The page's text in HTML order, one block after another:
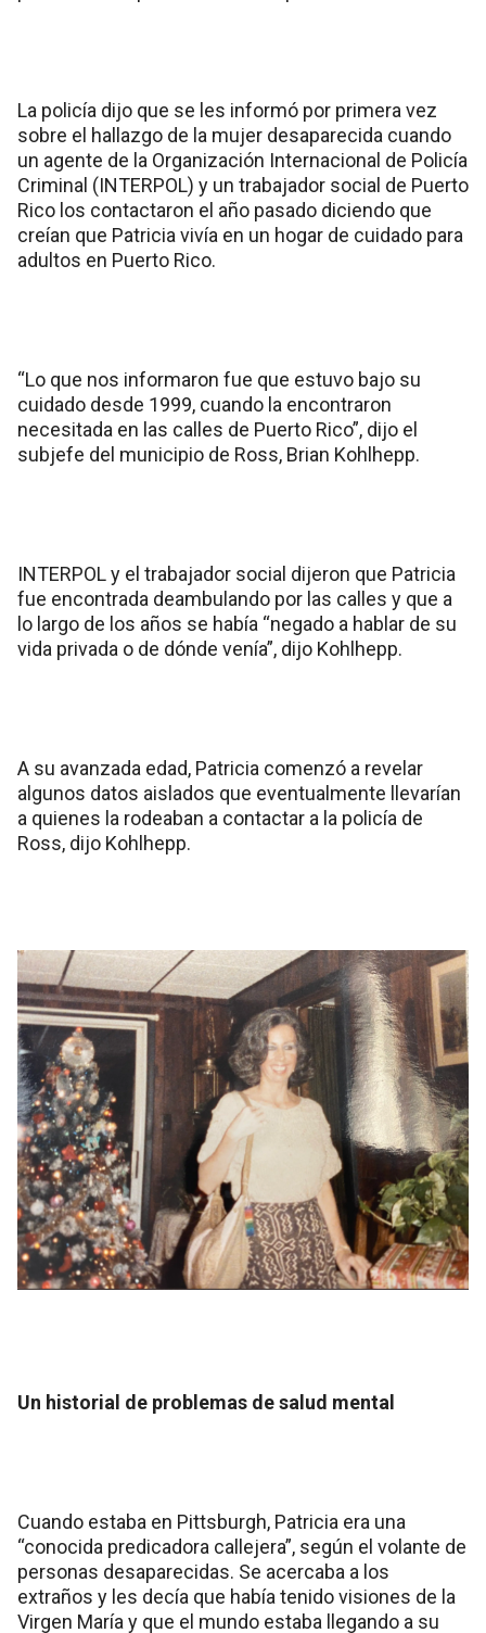
La policía dijo que se les informó por primera vez
sobre el hallazgo de la mujer desaparecida cuando
un agente de la Organización Internacional de Policía
Criminal (INTERPOL) y un trabajador social de Puerto
Rico los contactaron el año pasado diciendo que
creían que Patricia vivía en un hogar de cuidado para
adultos en Puerto Rico.
“Lo que nos informaron fue que estuvo bajo su
cuidado desde 1999, cuando la encontraron
necesitada en las calles de Puerto Rico”, dijo el
subjefe del municipio de Ross, Brian Kohlhepp.
INTERPOL y el trabajador social dijeron que Patricia
fue encontrada deambulando por las calles y que a
lo largo de los años se había “negado a hablar de su
vida privada o de dónde venía”, dijo Kohlhepp.
A su avanzada edad, Patricia comenzó a revelar
algunos datos aislados que eventualmente llevarían
a quienes la rodeaban a contactar a la policía de
Ross, dijo Kohlhepp.
Un historial de problemas de salud mental
Cuando estaba en Pittsburgh, Patricia era una
“conocida predicadora callejera”, según el volante de
personas desaparecidas. Se acercaba a los
extraños y les decía que había tenido visiones de la
Virgen María y que el mundo estaba llegando a su